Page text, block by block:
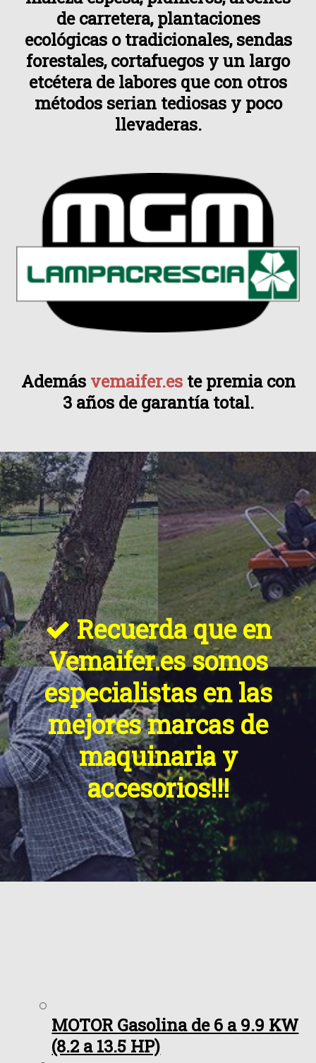
de carretera, plantaciones
ecológicas o tradicionales, sendas
forestales, cortafuegos y un largo
etcétera de labores que con otros
métodos serian tediosas y poco
llevaderas.
Además vemaifer.este premia con
3 años de garantía total.
 Recuerda que en
Vemaifer.es somos
especialistas en las
mejores marcas de
maquinaria y
accesorios!!!
MOTOR Gasolina de 6 a 9.9 KW
(8.2 a 13.5 HP)